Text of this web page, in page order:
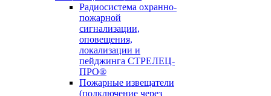
Радиосистема охранно-
пожарной
сигнализации,
оповещения,
локализации и
пейджинга СТРЕЛЕЦ-
ПРО®
Пожарные извещатели
(подключение через